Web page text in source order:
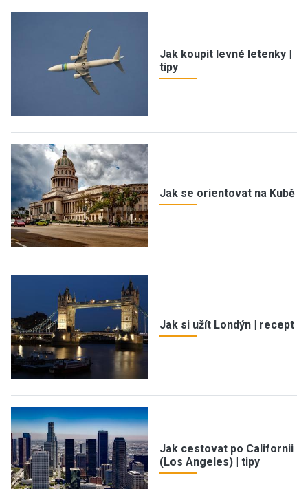
Jak koupit levné letenky |
tipy
Jak se orientovat na Kubě
Jak si užít Londýn | recept
Jak cestovat po Californii
(Los Angeles) | tipy